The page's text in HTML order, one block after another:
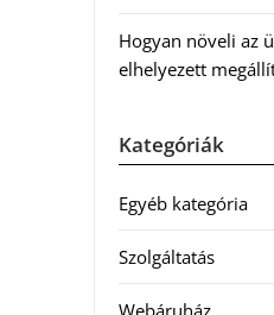
Hogyan növeli az
elhelyezett
Kategóriák
Egyéb kategória
Szolgáltatás
Webáruház